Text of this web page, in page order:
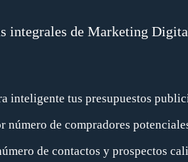
integrales de Marketing
inteligente tus presupuestos
número de compradores
de contactos y prospectos